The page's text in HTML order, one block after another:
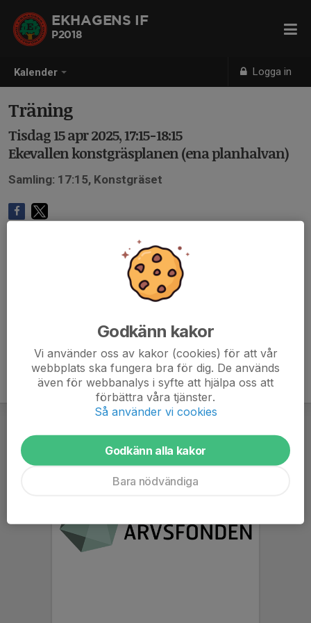
Kalender Logga in
EKHAGENS IF
P2018
Träning
Tisdag 15 apr 2025, 17:15-18:15
Ekevallen konstgräsplanen (ena planhalvan)
Samling: 17:15, Konstgräset
Godkänn kakor
Vi använder oss av kakor (cookies) för att vår
webbplats ska fungera bra för dig. De används
även för webbanalys i syfte att hjälpa oss att
förbättra våra tjänster.
Så använder vi cookies
Godkänn alla kakor
Bara nödvändiga